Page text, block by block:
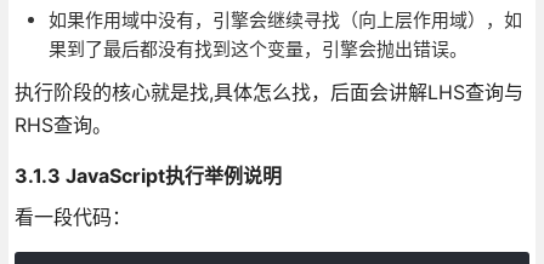
如果作用域中没有，引擎会继续寻找（向上层作用域），如
果到了最后都没有找到这个变量，引擎会抛出错误。
执行阶段的核心就是找,具体怎么找，后面会讲解LHS查询与
RHS查询。
3.1.3 JavaScript执行举例说明
看一段代码：